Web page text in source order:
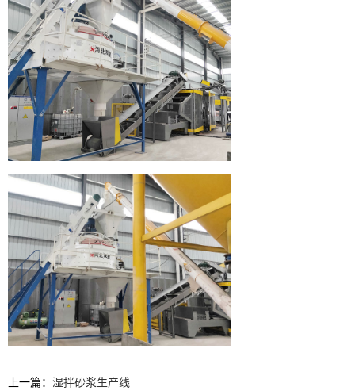
上一篇： 湿拌砂浆生产线